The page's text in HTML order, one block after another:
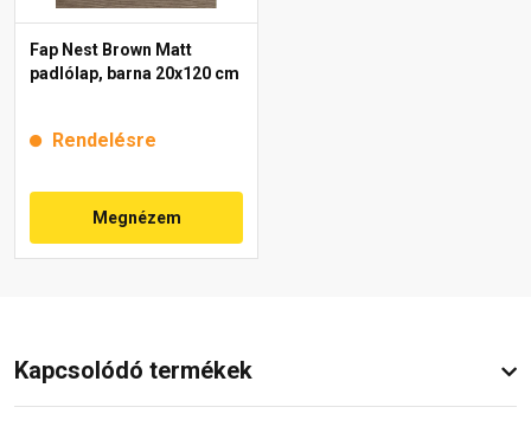
Fap Nest Brown Matt
padlólap, barna 20x120 cm
Rendelésre
Megnézem
Kapcsolódó termékek